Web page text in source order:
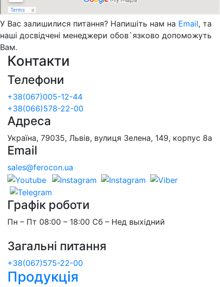
У Вас залишилися питання? Напишіть нам на Email, та
наші досвідчені менеджери обов`язково допоможуть
Вам.
Контакти
Телефони
+38(067)005-12-44
+38(066)578-22-00
Адреса
Україна, 79035, Львів, вулиця Зелена, 149, корпус 8а
Email
sales@ferocon.ua
Графік роботи
Пн – Пт 08:00 – 18:00 Сб – Нед выхідний
Загальні питання
+38(067)575-22-00
Продукція